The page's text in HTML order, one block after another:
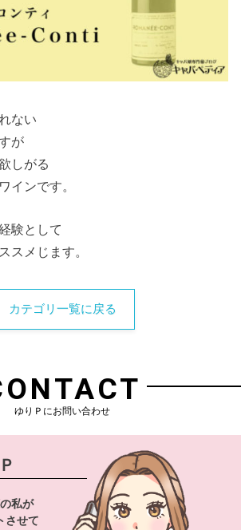
ない
が
しがる
インです。
験として
スメじます。
カテゴリ一覧に戻る
ゆりＰにお問い合わせ
私が
させて